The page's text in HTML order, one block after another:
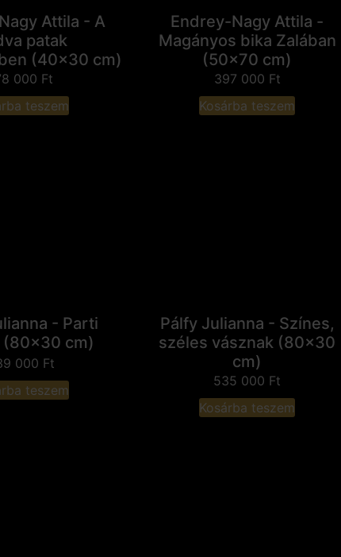
Attila - A
patak
(40x30 cm)
000 Ft
teszem
Endrey-Nagy Attila -
Magányos bika Zalában
(50x70 cm)
397 000 Ft
Kosárba teszem
- Parti
(80x30 cm)
000 Ft
teszem
Pálfy Julianna - Színes,
széles vásznak (80x30
cm)
535 000 Ft
Kosárba teszem